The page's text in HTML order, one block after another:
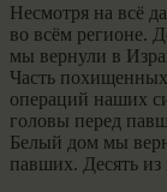
Несмотря на всё
во всём регионе.
мы вернули в
Часть
операций наших
головы перед
Белый дом мы
павших. Десять